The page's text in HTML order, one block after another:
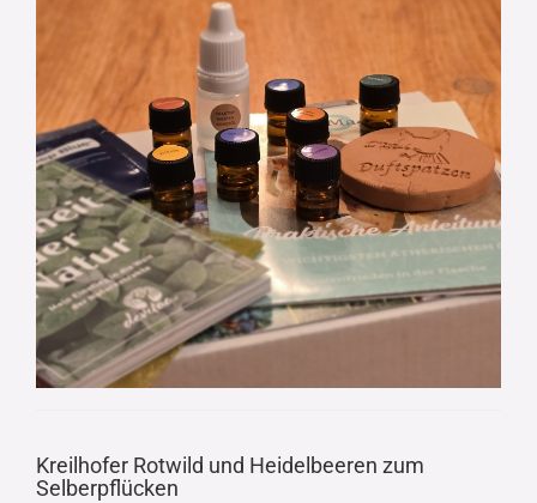
Kreilhofer Rotwild und Heidelbeeren zum
Selberpflücken